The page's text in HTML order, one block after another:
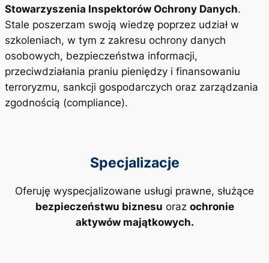
Stowarzyszenia Inspektorów Ochrony Danych.
Stale poszerzam swoją wiedzę poprzez udział w
szkoleniach, w tym z zakresu ochrony danych
osobowych, bezpieczeństwa informacji,
przeciwdziałania praniu pieniędzy i finansowaniu
terroryzmu, sankcji gospodarczych oraz zarządzania
zgodnością (compliance).
Specjalizacje
Oferuję wyspecjalizowane usługi prawne, służące
bezpieczeństwu biznesu oraz ochronie
aktywów majątkowych.